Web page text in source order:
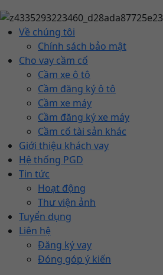
Về chúng tôi
Chính sách bảo mật
Cho vay cầm cố
Cầm xe ô tô
Cầm đăng ký ô tô
Cầm xe máy
Cầm đăng ký xe máy
Cầm cố tài sản khác
Giới thiệu khách vay
Hệ thống PGD
Tin tức
Hoạt động
Thư viện ảnh
Tuyển dụng
Liên hệ
Đăng ký vay
Đóng góp ý kiến